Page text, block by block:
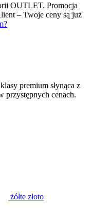
OUTLET. Promocja
– Twoje ceny są już
premium słynąca z
przystępnych cenach.
żółte złoto